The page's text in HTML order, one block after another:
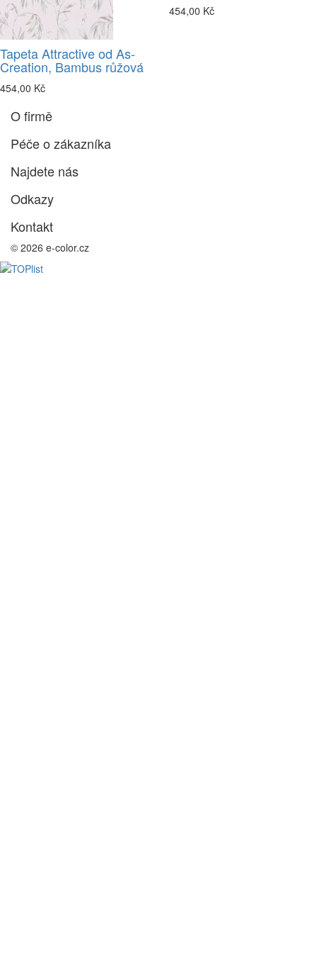
Tapeta Attractive od As-
Creation, Bambus růžová
454,00 Kč
454,00 Kč
O firmě
Péče o zákazníka
Najdete nás
Odkazy
Kontakt
© 2026 e-color.cz